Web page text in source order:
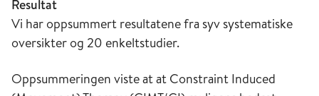
Resultat
Vi har oppsummert resultatene fra syv systematiske
oversikter og 20 enkeltstudier.
Oppsummeringen viste at at Constraint Induced